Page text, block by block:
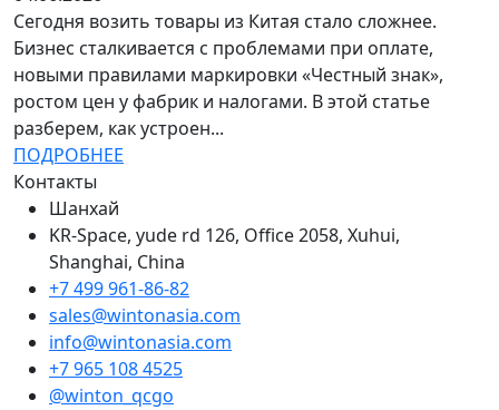
Сегодня возить товары из Китая стало сложнее.
Бизнес сталкивается с проблемами при оплате,
новыми правилами маркировки «Честный знак»,
ростом цен у фабрик и налогами. В этой статье
разберем, как устроен...
ПОДРОБНЕЕ
Контакты
Шанхай
KR-Space, yude rd 126, Office 2058, Xuhui,
Shanghai, China
+7 499 961-86-82
sales@wintonasia.com
info@wintonasia.com
+7 965 108 4525
@winton_qcgo